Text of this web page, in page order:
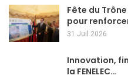
Fête du
pour
31 Juil 2026
Innovation,
la FENELEC…